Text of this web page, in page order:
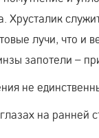
Хрусталик
лучи, что и
запотели –
не
на ранней